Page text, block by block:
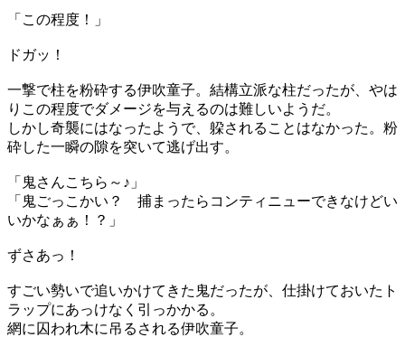
「この程度！」
ドガッ！
一撃で柱を粉砕する伊吹童子。結構立派な柱だったが、やは
りこの程度でダメージを与えるのは難しいようだ。
しかし奇襲にはなったようで、躱されることはなかった。粉
砕した一瞬の隙を突いて逃げ出す。
「鬼さんこちら～♪」
「鬼ごっこかい？ 捕まったらコンティニューできなけどい
いかなぁぁ！？」
ずさあっ！
すごい勢いで追いかけてきた鬼だったが、仕掛けておいたト
ラップにあっけなく引っかかる。
網に囚われ木に吊るされる伊吹童子。